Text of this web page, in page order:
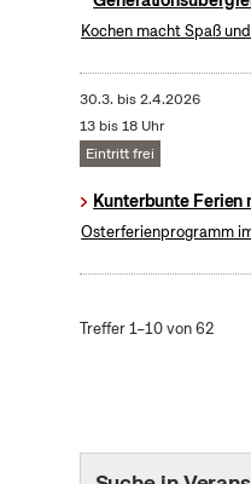
Kochen macht Spaß
30.3. bis2.4.2026
13 bis 18 Uhr
Eintritt frei
Kunterbunte
Osterferienprogramm
Treffer 1–10 von 62